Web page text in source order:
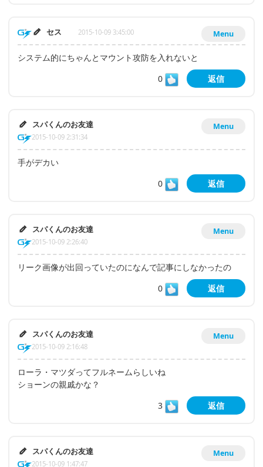
Menu
セス 2015-10-09 3:45:00
システム的にちゃんとマウント攻防を入れないと
0
返信
Menu
スパくんのお友達
2015-10-09 2:31:34
手がデカい
0
返信
Menu
スパくんのお友達
2015-10-09 2:26:40
リーク画像が出回っていたのになんで記事にしなかったの
0
返信
Menu
スパくんのお友達
2015-10-09 2:16:48
ローラ・マツダってフルネームらしいね
ショーンの親戚かな？
3
返信
Menu
スパくんのお友達
2015-10-09 1:47:47